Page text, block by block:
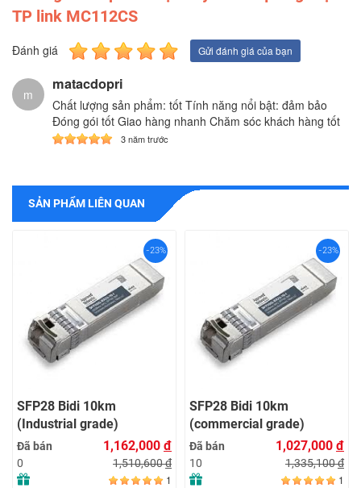
TP link MC112CS
Đánh giá Gửi đánh giá của bạn
m
matacdopri
Chất lượng sản phẩm: tốt Tính năng nổi bật: đảm bảo
Đóng gói tốt Giao hàng nhanh Chăm sóc khách hàng tốt
3 năm trước
SẢN PHẨM LIÊN QUAN
-23%
SFP28 Bidi 10km
(Industrial grade)
Đã bán
0
1,162,000 đ
1,510,600đ
1
-23%
SFP28 Bidi 10km
(commercial grade)
Đã bán
10
1,027,000 đ
1,335,100đ
1